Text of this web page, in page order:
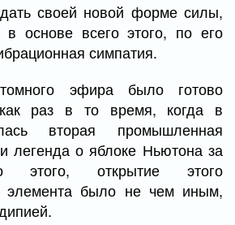
своей новой форме силы,
основе всего этого, по его
симпатия.
эфира было готово
раз в то время, когда в
вторая промышленная
легенда о яблоке Ньютона за
открытие этого
элемента было не чем иным,